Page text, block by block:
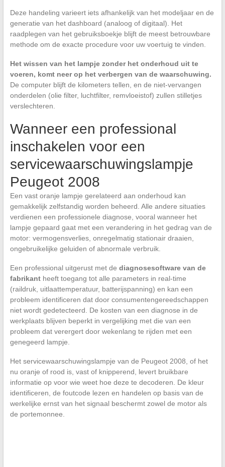
Deze handeling varieert iets afhankelijk van het modeljaar en de
generatie van het dashboard (analoog of digitaal). Het
raadplegen van het gebruiksboekje blijft de meest betrouwbare
methode om de exacte procedure voor uw voertuig te vinden.
Het wissen van het lampje zonder het onderhoud uit te
voeren, komt neer op het verbergen van de waarschuwing.
De computer blijft de kilometers tellen, en de niet-vervangen
onderdelen (olie filter, luchtfilter, remvloeistof) zullen stilletjes
verslechteren.
Wanneer een professional
inschakelen voor een
servicewaarschuwingslampje
Peugeot 2008
Een vast oranje lampje gerelateerd aan onderhoud kan
gemakkelijk zelfstandig worden beheerd. Alle andere situaties
verdienen een professionele diagnose, vooral wanneer het
lampje gepaard gaat met een verandering in het gedrag van de
motor: vermogensverlies, onregelmatig stationair draaien,
ongebruikelijke geluiden of abnormale verbruik.
Een professional uitgerust met de diagnosesoftware van de
fabrikantheeft toegang tot alle parameters in real-time
(raildruk, uitlaattemperatuur, batterijspanning) en kan een
probleem identificeren dat door consumentengereedschappen
niet wordt gedetecteerd. De kosten van een diagnose in de
werkplaats blijven beperkt in vergelijking met die van een
probleem dat verergert door wekenlang te rijden met een
genegeerd lampje.
Het servicewaarschuwingslampje van de Peugeot 2008, of het
nu oranje of rood is, vast of knipperend, levert bruikbare
informatie op voor wie weet hoe deze te decoderen. De kleur
identificeren, de foutcode lezen en handelen op basis van de
werkelijke ernst van het signaal beschermt zowel de motor als
de portemonnee.